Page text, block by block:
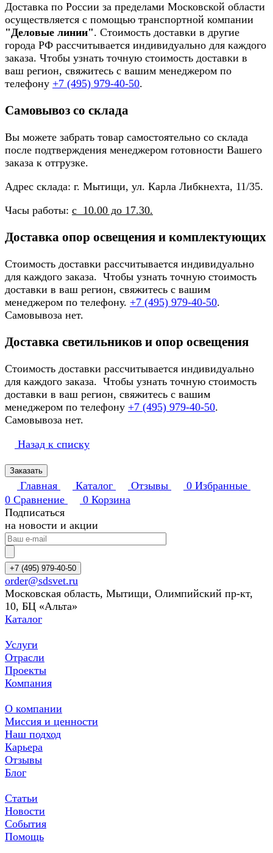
Доставка по России за пределами Московской области
осуществляется с помощью транспортной компании
"Деловые линии". Стоимость доставки в другие
города РФ рассчитывается индивидуально для каждого
заказа. Чтобы узнать точную стоимость доставки в
ваш регион, свяжитесь с вашим менеджером по
телефону +7 (495) 979-40-50.
Самовывоз со склада
Вы можете забрать товар самостоятельно со склада
после подтверждения менеджером готовности Вашего
заказа к отгрузке.
Адрес склада: г. Мытищи, ул. Карла Либкнехта, 11/35.
Часы работы: с 10.00 до 17.30.
Доставка опор освещения и комплектующих
Стоимость доставки рассчитывается индивидуально
для каждого заказа. Чтобы узнать точную стоимость
доставки в ваш регион, свяжитесь с вашим
менеджером по телефону. +7 (495) 979-40-50.
Самовывоза нет.
Доставка светильников и опор освещения
Стоимость доставки рассчитывается индивидуально
для каждого заказа. Чтобы узнать точную стоимость
доставки в ваш регион, свяжитесь с вашим
менеджером по телефону +7 (495) 979-40-50.
Самовывоза нет.
Назад к списку
Заказать
Главная Каталог Отзывы 0 Избранные
0 Сравнение 0 Корзина
Подписаться
на новости и акции
+7 (495) 979-40-50
order@sdsvet.ru
Московская область, Мытищи, Олимпийский пр-кт,
10, БЦ «Альта»
Каталог
Услуги
Отрасли
Проекты
Компания
О компании
Миссия и ценности
Наш подход
Карьера
Отзывы
Блог
Статьи
Новости
События
Помощь